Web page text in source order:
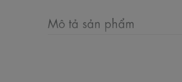
Mô tả sản phẩm